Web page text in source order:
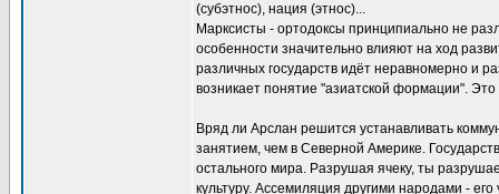
(субэтнос), нация (этнос)...
Марксисты - ортодоксы принципиально не
особенности значительно влияют на ход
различных государств идёт неравномерно и
возникает понятие "азиатской формации".
Вряд ли Арслан решится устанавливать
занятием, чем в Северной Америке.
остального мира. Разрушая ячеку, ты
культуру. Ассемиляция другими народами -